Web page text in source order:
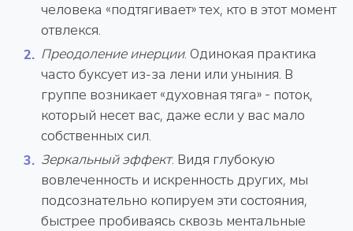
человека «подтягивает» тех, кто в этот момент
отвлекся.
Преодоление инерции. Одинокая практика
часто буксует из-за лени или уныния. В
группе возникает «духовная тяга» - поток,
который несет вас, даже если у вас мало
собственных сил.
Зеркальный эффект. Видя глубокую
вовлеченность и искренность других, мы
подсознательно копируем эти состояния,
быстрее пробиваясь сквозь ментальные